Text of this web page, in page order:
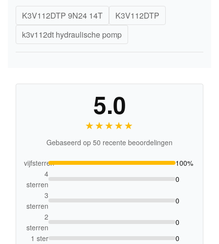
K3V112DTP 9N24 14T
K3V112DTP
k3v112dt hydraulische pomp
5.0
★★★★★
★★★★★
Gebaseerd op 50 recente beoordelingen
vijfsterren
100%
4
sterren
0
3
sterren
0
2
sterren
0
1 ster
0